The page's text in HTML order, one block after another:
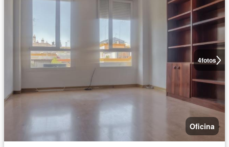
4fotos
Oficina